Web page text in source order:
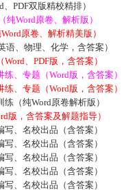
PDF双版精校精排）
Word原卷、解析版）
原卷、解析精美版）
语、物理、化学，含答案）
、PDF版，含答案）
、专题（Word版，含答案）
、专题（Word版，含答案）
（纯Word原卷解析版）
版，含答案及解题指导）
、名校出品（含答案）
、名校出品（含答案）
、名校出品（含答案）
、名校出品（含答案）
、名校出品（含答案）